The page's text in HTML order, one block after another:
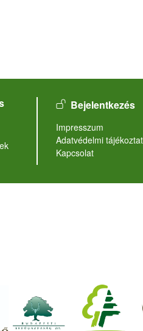
User account menu
Bejelentkezés
Lábléc
Impresszum
Adatvédelmi
Kapcsolat